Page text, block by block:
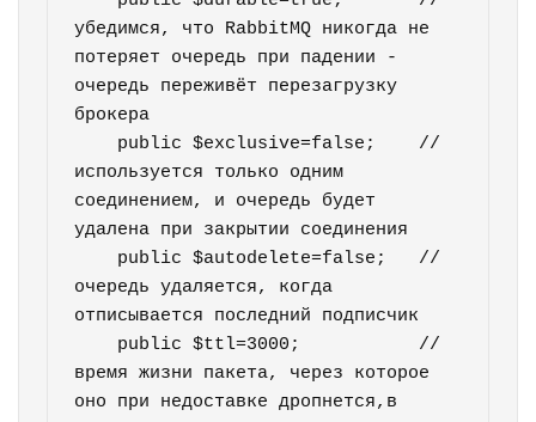
убедимся, что RabbitMQ никогда не
потеряет очередь при падении -
очередь переживёт перезагрузку
брокера
используется только одним
соединением, и очередь будет
удалена при закрытии соединения
очередь удаляется, когда
отписывается последний подписчик
время жизни пакета, через которое
оно при недоставке дропнется,в